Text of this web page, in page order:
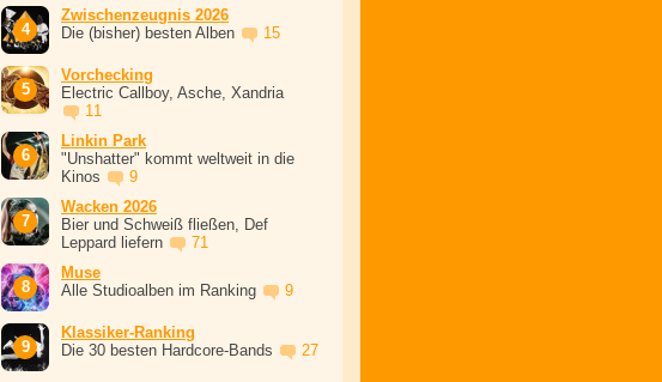
Zwischenzeugnis 2026
Die (bisher) besten Alben
15
Vorchecking
Electric Callboy, Asche, Xandria
11
Linkin Park
"Unshatter" kommt weltweit in die
Kinos
9
Wacken 2026
Bier und Schweiß fließen, Def
Leppard liefern
71
Muse
Alle Studioalben im Ranking
9
Klassiker-Ranking
Die 30 besten Hardcore-Bands
27